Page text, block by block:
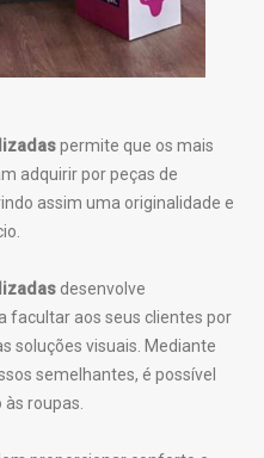
permite que os mais
adquirir por peças de
assim uma originalidade e
desenvolve
facultar aos seus clientes por
soluções visuais. Mediante
semelhantes, é possível
roupas.